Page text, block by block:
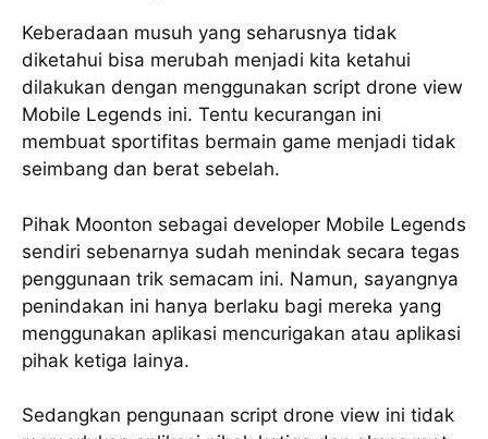
Keberadaan musuh yang seharusnya tidak
diketahui bisa merubah menjadi kita ketahui
dilakukan dengan menggunakan script drone view
Mobile Legends ini. Tentu kecurangan ini
membuat sportifitas bermain game menjadi tidak
seimbang dan berat sebelah.
Pihak Moonton sebagai developer Mobile Legends
sendiri sebenarnya sudah menindak secara tegas
penggunaan trik semacam ini. Namun, sayangnya
penindakan ini hanya berlaku bagi mereka yang
menggunakan aplikasi mencurigakan atau aplikasi
pihak ketiga lainya.
Sedangkan pengunaan script drone view ini tidak